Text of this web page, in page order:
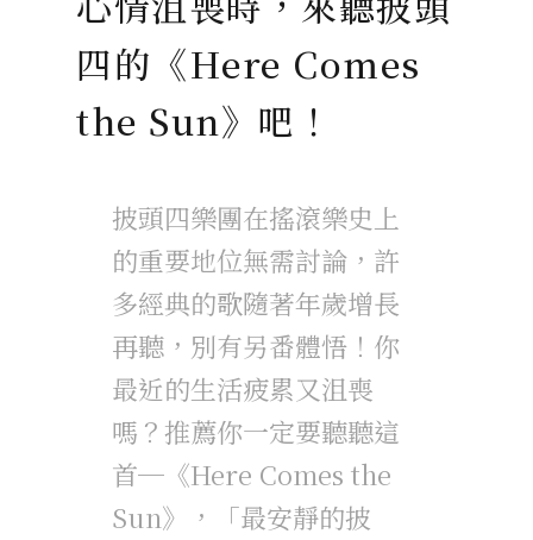
四的《Here Comes
the Sun》吧！
披頭四樂團在搖滾樂史上
的重要地位無需討論，許
多經典的歌隨著年歲增長
再聽，別有另番體悟！你
最近的生活疲累又沮喪
嗎？推薦你一定要聽聽這
首─《Here Comes the
Sun》，「最安靜的披